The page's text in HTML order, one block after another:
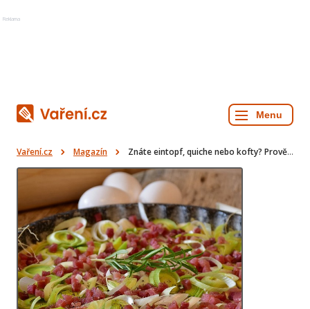
Reklama
Vaření.cz Magazín Znáte eintopf, quiche nebo kofty? Prověřte své vědomosti mezinárodní kuchyně v našem testu